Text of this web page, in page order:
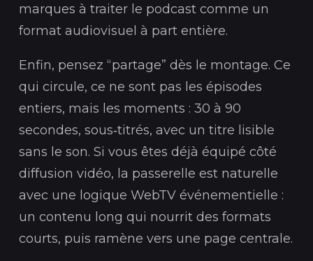
marques à traiter le podcast comme un
format audiovisuel à part entière.
Enfin, pensez “partage” dès le montage. Ce
qui circule, ce ne sont pas les épisodes
entiers, mais les moments : 30 à 90
secondes, sous‑titrés, avec un titre lisible
sans le son. Si vous êtes déjà équipé côté
diffusion vidéo, la passerelle est naturelle
avec une logique WebTV événementielle :
un contenu long qui nourrit des formats
courts, puis ramène vers une page centrale.